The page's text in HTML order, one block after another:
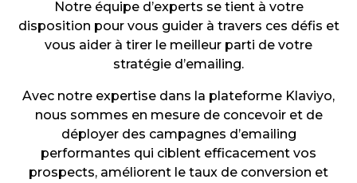
Notre équipe d’experts se tient à votre
disposition pour vous guider à travers ces défis et
vous aider à tirer le meilleur parti de votre
stratégie d’emailing.
Avec notre expertise dans la plateforme Klaviyo,
nous sommes en mesure de concevoir et de
déployer des campagnes d’emailing
performantes qui ciblent efficacement vos
prospects, améliorent le taux de conversion et